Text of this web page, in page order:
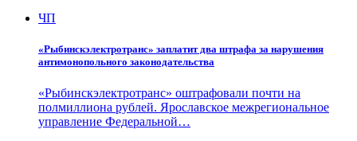
ЧП
«Рыбинскэлектротранс» заплатит два штрафа за нарушения
антимонопольного законодательства
«Рыбинскэлектротранс» оштрафовали почти на
полмиллиона рублей. Ярославское межрегиональное
управление Федеральной…